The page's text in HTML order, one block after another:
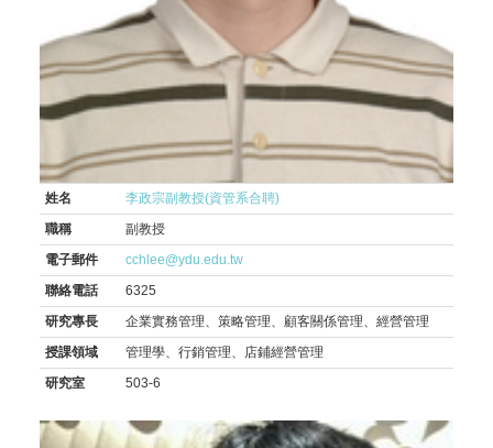
姓名
李政宗副教授(資管系合聘)
職稱
副教授
電子郵件
cchlee@ydu.edu.tw
聯絡電話
6325
研究專長
企業實務管理、策略管理、顧客關係管理、經營管理
授課領域
管理學、行銷管理、店鋪經營管理
研究室
503-6